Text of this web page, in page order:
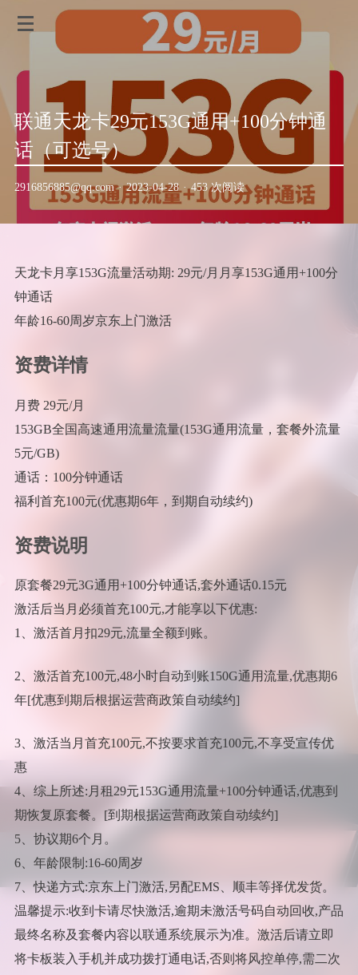
联通天龙卡29元153G通用+100分钟通
话（可选号）
2916856885@qq.com · 2023-04-28 · 453 次阅读
天龙卡月享153G流量活动期: 29元/月月享153G通用+100分
钟通话
年龄16-60周岁京东上门激活
资费详情
月费 29元/月
153GB全国高速通用流量流量(153G通用流量，套餐外流量
5元/GB)
通话：100分钟通话
福利首充100元(优惠期6年，到期自动续约)
资费说明
原套餐29元3G通用+100分钟通话,套外通话0.15元
激活后当月必须首充100元,才能享以下优惠:
1、激活首月扣29元,流量全额到账。
2、激活首充100元,48小时自动到账150G通用流量,优惠期6
年[优惠到期后根据运营商政策自动续约]
3、激活当月首充100元,不按要求首充100元,不享受宣传优
惠
4、综上所述:月租29元153G通用流量+100分钟通话,优惠到
期恢复原套餐。[到期根据运营商政策自动续约]
5、协议期6个月。
6、年龄限制:16-60周岁
7、快递方式:京东上门激活,另配EMS、顺丰等择优发货。
温馨提示:收到卡请尽快激活,逾期未激活号码自动回收,产品
最终名称及套餐内容以联通系统展示为准。激活后请立即
将卡板装入手机并成功拨打通电话,否则将风控单停,需二次